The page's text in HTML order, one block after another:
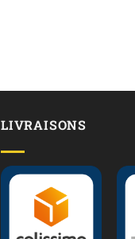
LIVRAISONS